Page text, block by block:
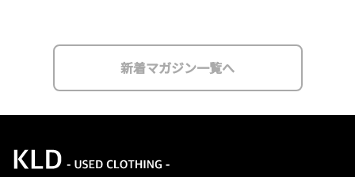
新着マガジン一覧へ